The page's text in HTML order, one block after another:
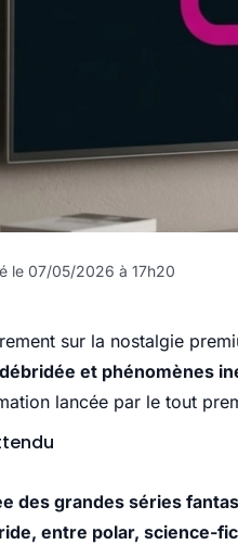
le 07/05/2026 à 17h20
sur la nostalgie
et phénomènes
lancée par le tout
des grandes séries
entre polar, science-